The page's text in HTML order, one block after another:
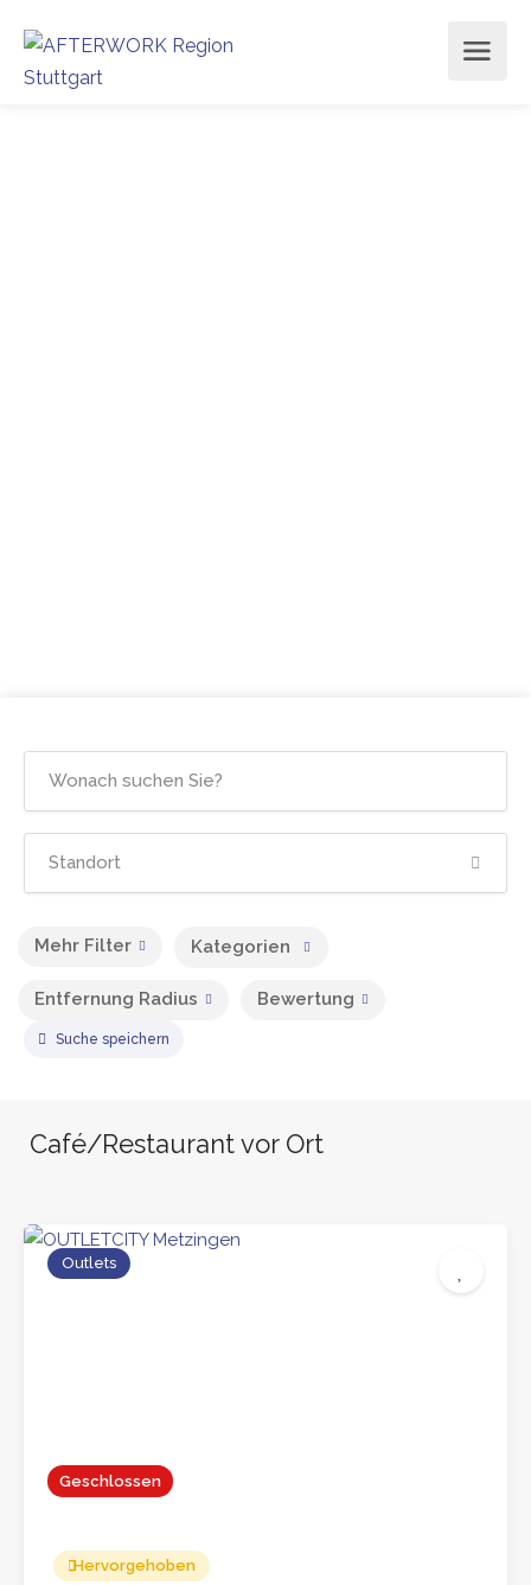
Kategorien
Mehr Filter
Entfernung Radius Bewertung
Suche speichern
Café/Restaurant vor Ort
Geschlossen
Outlets
Hervorgehoben